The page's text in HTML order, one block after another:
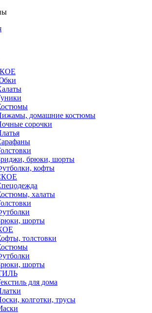
домашние костюмы
сорочки
брюки, шорты
кофты
халаты
шорты
толстовки
шорты
для дома
колготки, трусы